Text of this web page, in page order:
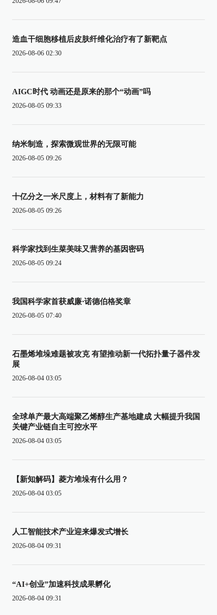
造血干细胞移植后皮肤纤维化治疗有了新靶点
2026-08-06 02:30
AIGC时代 动画还是原来的那个“动画”吗
2026-08-05 09:33
纳米制造，探索微观世界的无限可能
2026-08-05 09:26
十亿分之一米尺度上，材料有了新能力
2026-08-05 09:26
科学家找到生菜美味又营养的基因密码
2026-08-05 09:24
我国科学家首获威廉·诺德伯格奖章
2026-08-05 07:40
石墨烯堆垛难题被攻克 有望推动新一代拓扑量子器件发
展
2026-08-04 03:05
全球单产最大高端聚乙烯醇生产基地建成 大幅提升我国
关键产业链自主可控水平
2026-08-04 03:05
【新知解码】菱方堆垛有什么用？
2026-08-04 03:05
人工智能技术产业迎来爆发式增长
2026-08-04 09:31
“AI+创业”加速科技成果孵化
2026-08-04 09:31